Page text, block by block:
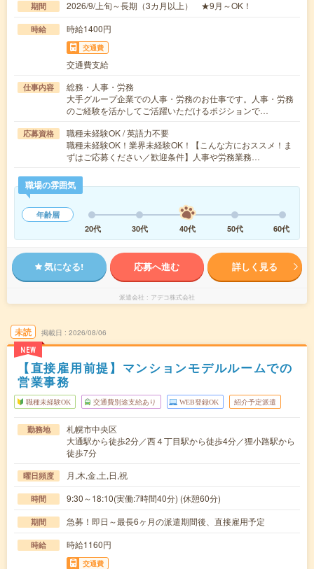
期間 2026/9/上旬～長期（3カ月以上） ★9月～OK！
時給 時給1400円
交通費
交通費支給
仕事内容
総務・人事・労務
大手グループ企業での人事・労務のお仕事です。人事・労務
のご経験を活かしてご活躍いただけるポジションで…
応募資格
職種未経験OK / 英語力不要
職種未経験OK！業界未経験OK！【こんな方におススメ！ま
ずはご応募ください／歓迎条件】人事や労務業務…
職場の雰囲気
年齢層
20代
30代 40代 50代 60代
気になる! 応募へ進む 詳しく見る
派遣会社 アデコ株式会社
未読
NEW
掲載日 2026/08/06
【直接雇用前提】マンションモデルルームでの
営業事務
職種未経験OK 交通費別途支給あり WEB登録OK 紹介予定派遣
勤務地
札幌市中央区
大通駅から徒歩2分／西４丁目駅から徒歩4分／狸小路駅から
徒歩7分
曜日頻度 月,木,金,土,日,祝
時間 9:30～18:10(実働:7時間40分) (休憩60分)
期間 急募！即日～最長6ヶ月の派遣期間後、直接雇用予定
時給 時給1160円
交通費